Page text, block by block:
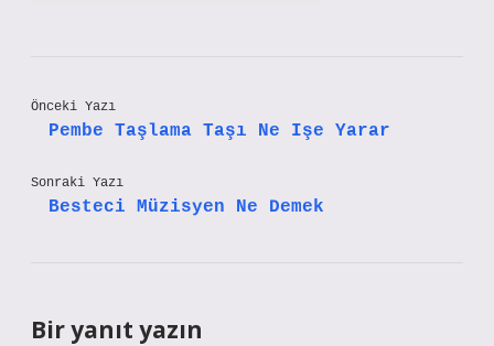
Önceki Yazı
Pembe Taşlama Taşı Ne Işe Yarar
Sonraki Yazı
Besteci Müzisyen Ne Demek
Bir yanıt yazın